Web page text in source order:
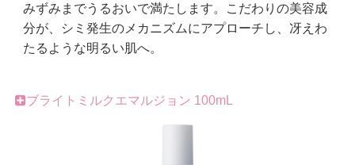
みずみまでうるおいで満たします。こだわりの美容成
分が、シミ発生のメカニズムにアプローチし、冴えわ
たるような明るい肌へ。
ブライトミルクエマルジョン 100mL